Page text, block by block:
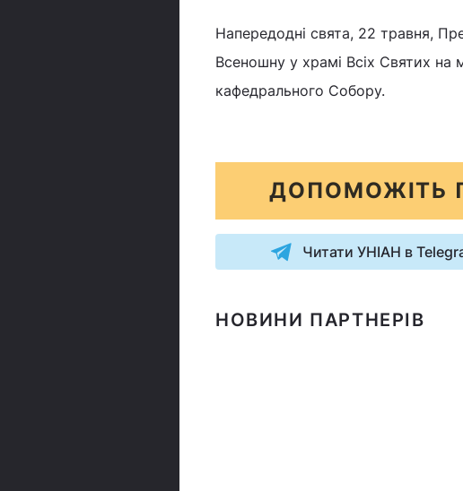
Напередодні свята, 22 травня,
Всеношну у храмі Всіх Святих на
кафедрального Собору.
ДОПОМОЖІТЬ
Читати УНІАН в
НОВИНИ ПАРТНЕРІВ